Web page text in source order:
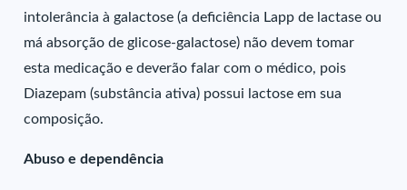
intolerância à galactose (a deficiência Lapp de lactase ou
má absorção de glicose-galactose) não devem tomar
esta medicação e deverão falar com o médico, pois
Diazepam (substância ativa) possui lactose em sua
composição.
Abuso e dependência